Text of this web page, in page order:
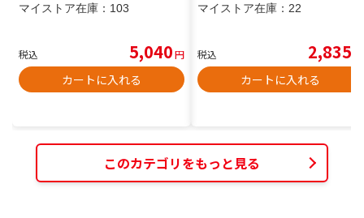
マイストア在庫： 103
税込 5,040円
カートに入れる
マイストア在庫： 22
税込 2,835
カートに入れる
このカテゴリをもっと見る